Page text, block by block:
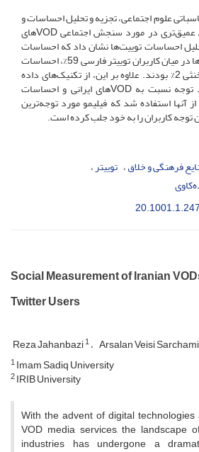
علوم اجتماعی، تجزیه و تحلیل احساسات و
نظرسنجی کاربران، بینش عمیق‌تری در مورد سنجش اجتماعی VODهای
احساسات توییت‌ها نشان داد که احساسات
منفی نسبت به این رسانه‌ها در میان کاربران توییتر فارسی 59%، احساسات
مثبت 39%، و احساسات خنثی 2% بودند. علاوه بر این، از تکنیک‌های داده
کاوی برای بررسی درصد توجه نسبت به VODهای ایرانی و احساسات
آنها استفاده شد که فیلیمو مورد توجه‌ترین
فرهنگی و خلاق توییتر
Social Measurement of Iranian
Twitter Users
Reza Jahanbazi1 Arsalan Veisi Sarchami
1Imam Sadiq University
2IRIB University
With the advent of digital
VOD media services, the landscape
industries has undergone a